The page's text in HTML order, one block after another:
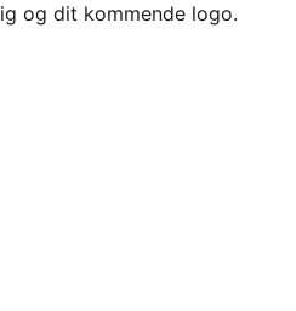
og dit kommende logo.